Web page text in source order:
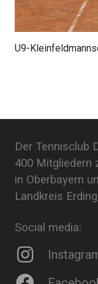
U9-
Der Tennisclub
400 Mitgliedern
in Oberbayern
Landkreis
Social media: